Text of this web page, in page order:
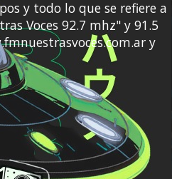
y todo lo que se refiere a
Voces 92.7 mhz" y 91.5
y